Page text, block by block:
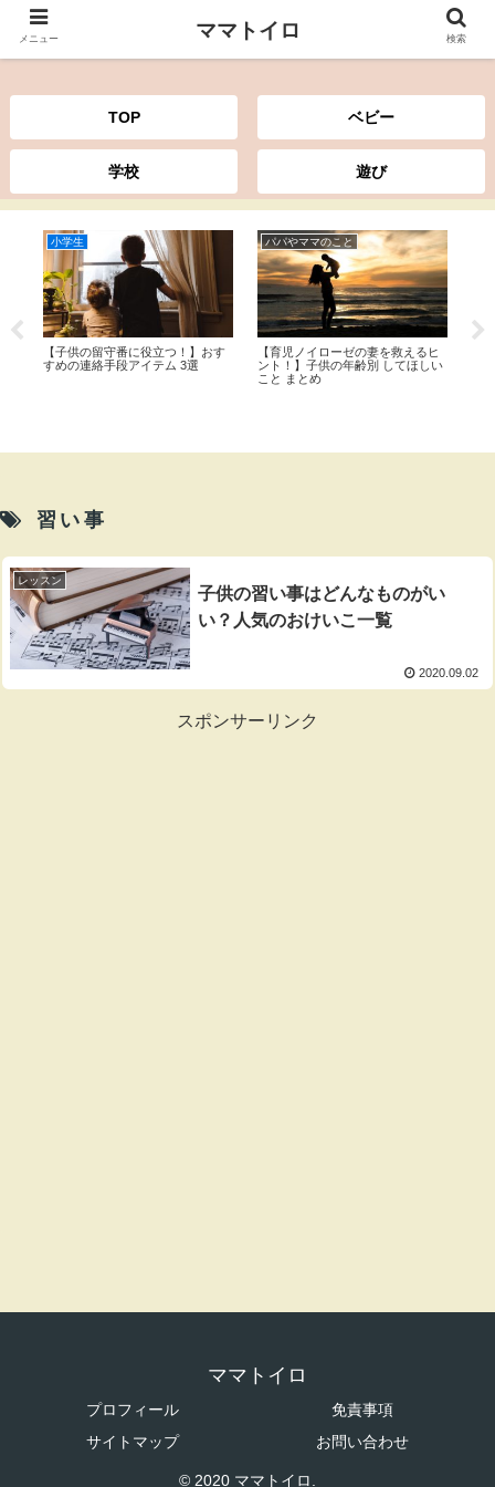
ママトイロ
TOP ベビー
学校 遊び
小学生
【子供の留守番に役立つ！】おす
すめの連絡手段アイテム 3選
パパやママのこと
【育児ノイローゼの妻を救えるヒ
ント！】子供の年齢別 してほしい
こと まとめ
習い事
レッスン
子供の習い事はどんなものがい
い？人気のおけいこ一覧
2020.09.02
スポンサーリンク
ママトイロ
プロフィール
免責事項
サイトマップ
お問い合わせ
© 2020 ママトイロ.
メニュー ママトイロ 検索